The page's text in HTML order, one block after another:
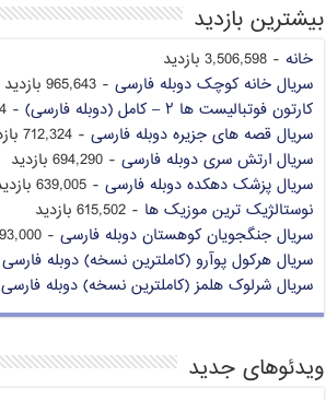
بیشترین بازدید
خانه - 3,506,598 بازدید
سریال خانه کوچک دوبله فارسی - 965,643 بازدید
کارتون فوتبالیست ها ۲ – کامل (دوبله فارسی)
- 834,604 بازدید
سریال قصه های جزیره دوبله فارسی - 712,324 بازدید
سریال ارتش سری دوبله فارسی - 694,290 بازدید
سریال پزشک دهکده دوبله فارسی - 639,005 بازدید
نوستالژیک ترین موزیک ها - 615,502 بازدید
سریال جنگجویان کوهستان دوبله فارسی - 593,000 بازدید
سریال هرکول پوآرو (کاملترین نسخه) دوبله فارسی
سریال شرلوک هلمز (کاملترین نسخه) دوبله فارسی
ویدئوهای جدید